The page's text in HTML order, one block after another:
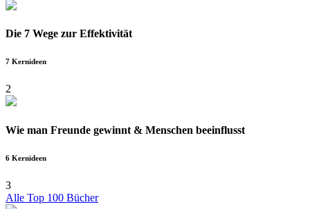
Die 7 Wege zur Effektivität
7 Kernideen
2
Wie man Freunde gewinnt & Menschen beeinflusst
6 Kernideen
3
Alle Top 100 Bücher